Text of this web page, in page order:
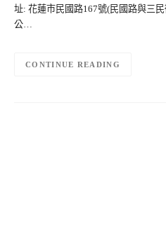
址: 花蓮市民國路167號(民國路與三
公…
CONTINUE READING